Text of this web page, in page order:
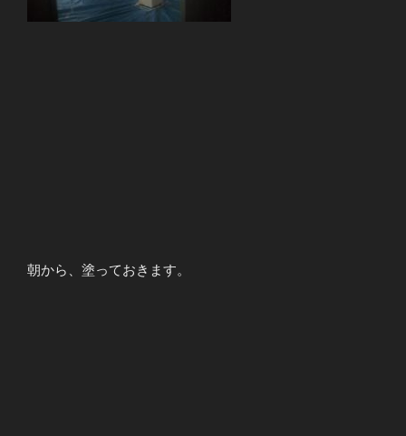
朝から、塗っておきます。